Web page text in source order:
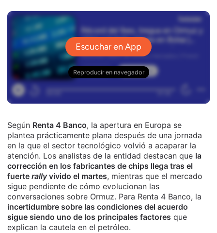
Según Renta 4 Banco, la apertura en Europa se
plantea prácticamente plana después de una jornada
en la que el sector tecnológico volvió a acaparar la
atención. Los analistas de la entidad destacan que la
corrección en los fabricantes de chips llega tras el
fuerte rallyvivido el martes, mientras que el mercado
sigue pendiente de cómo evolucionan las
conversaciones sobre Ormuz. Para Renta 4 Banco, la
incertidumbre sobre las condiciones del acuerdo
sigue siendo uno de los principales factores que
explican la cautela en el petróleo.